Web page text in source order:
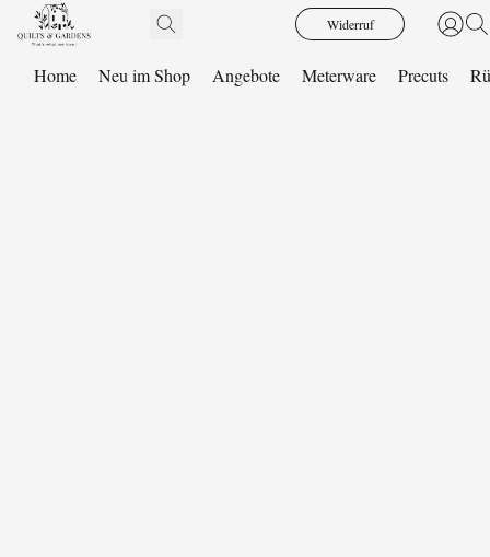
Widerruf
Home Neu im Shop Angebote Meterware Precuts